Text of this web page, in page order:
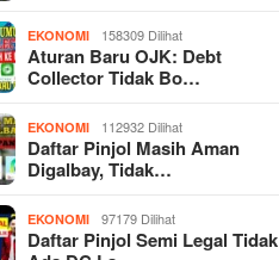
EKONOMI 158309 Dilihat
Aturan Baru OJK: Debt
Collector Tidak Bo…
EKONOMI 112932 Dilihat
Daftar Pinjol Masih Aman
Digalbay, Tidak…
EKONOMI 97179 Dilihat
Daftar Pinjol Semi Legal Tidak